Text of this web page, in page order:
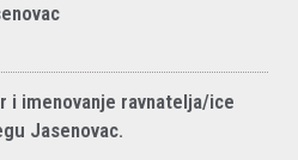
i imenovanje ravnatelja/ice
Jasenovac.